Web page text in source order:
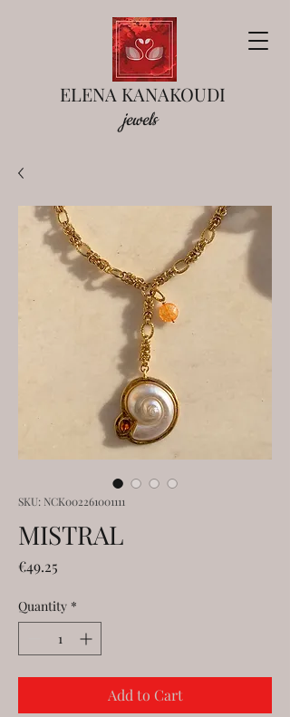
jewels
ELENA KANAKOUDI
SKU: NCK002261001111
MISTRAL
€49.25
Quantity *
Add to Cart